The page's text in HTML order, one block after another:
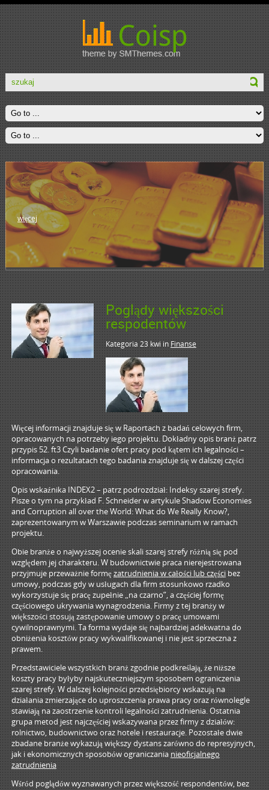
więcej
Poglądy większości
respodentów
Kategoria 23 kwiin Finanse
Więcej informacji znajduje się w Raportach z badań celowych firm,
opracowanych na potrzeby iego projektu. Dokładny opis branż patrz
przypis 52. ft3 Czyli badanie ofert pracy pod kątem ich legalności –
informacja o rezultatach tego badania znajduje się w dalszej części
opracowania.
Opis wskaźnika INDEX2 – patrz podrozdział: Indeksy szarej strefy.
Pisze o tym na przykład F. Schneider w artykule Shadow Economies
and Corruption all over the World: What do We Really Know?,
zaprezentowanym w Warszawie podczas seminarium w ramach
projektu.
Obie branże o najwyższej ocenie skali szarej strefy różnią się pod
względem jej charakteru. W budownictwie praca nierejestrowana
przyjmuje przeważnie formęzatrudnienia w całości lub częścibez
umowy, podczas gdy w usługach dla firm stosunkowo rzadko
wykorzystuje się pracę zupełnie „na czarno”, a częściej formę
częściowego ukrywania wynagrodzenia. Firmy z tej branży w
większości stosują zastępowanie umowy o pracę umowami
cywilnoprawnymi. Ta forma wydaje się najbardziej adekwatna do
obniżenia kosztów pracy wykwalifikowanej i nie jest sprzeczna z
prawem.
Przedstawiciele wszystkich branż zgodnie podkreślają, że niższe
koszty pracy byłyby najskuteczniejszym sposobem ograniczenia
szarej strefy. W dalszej kolejności przedsiębiorcy wskazują na
działania zmierzające do uproszczenia prawa pracy oraz równolegle
stawiają na zaostrzenie kontroli legalności zatrudnienia. Ostatnia
grupa metod jest najczęściej wskazywana przez firmy z działów:
rolnictwo, budownictwo oraz hotele i restauracje. Pozostałe dwie
zbadane branże wykazują większy dystans zarówno do represyjnych,
jak i ekonomicznych sposobów ograniczania nieoficjalnego
zatrudnienia
Wśród poglądów wyznawanych przez większość respondentów, bez